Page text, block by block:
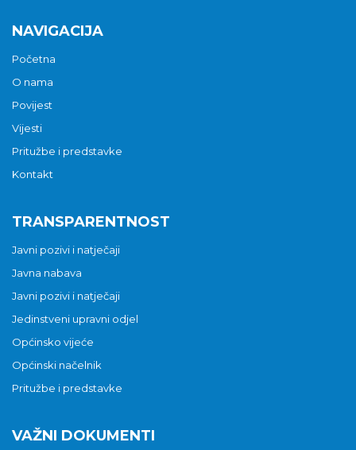
NAVIGACIJA
Početna
O nama
Povijest
Vijesti
Pritužbe i predstavke
Kontakt
TRANSPARENTNOST
Javni pozivi i natječaji
Javna nabava
Javni pozivi i natječaji
Jedinstveni upravni odjel
Općinsko vijeće
Općinski načelnik
Pritužbe i predstavke
VAŽNI DOKUMENTI